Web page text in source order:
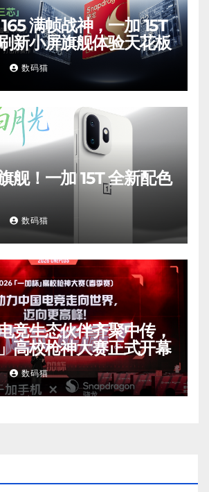
满帧战神，一加 15T
新小屏旗舰体验天花板
数码猫
舰！一加 15T 全新配色
数码猫
竞生态伙伴齐聚中传，
高校枪神大赛正式开幕
数码猫